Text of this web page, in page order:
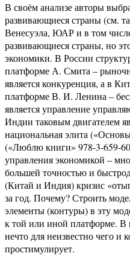
В своём анализе авторы
развивающиеся страны (см.
Венесуэла, ЮАР и в том
развивающиеся страны, но
экономики. В России
платформе А. Смита –
является конкуренция, а в
платформе В. И. Ленина –
является управление
Индии таковым двигателем
национальная элита
(«Люблю книги» 978-3-659-
управления экономикой –
большей точностью и
(Китай и Индия) кризис
за год. Почему? Строить
элементы (контуры) в эту
к той или иной платформе. В
нечто для неизвестно чего и
простимулирует.